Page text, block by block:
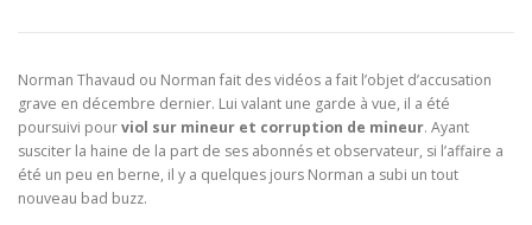
Norman Thavaud ou Norman fait des vidéos a fait l’objet d’accusation
grave en décembre dernier. Lui valant une garde à vue, il a été
poursuivi pourviol sur mineur et corruption de mineur. Ayant
susciter la haine de la part de ses abonnés et observateur, si l’affaire a
été un peu en berne, il y a quelques jours Norman a subi un tout
nouveau bad buzz.